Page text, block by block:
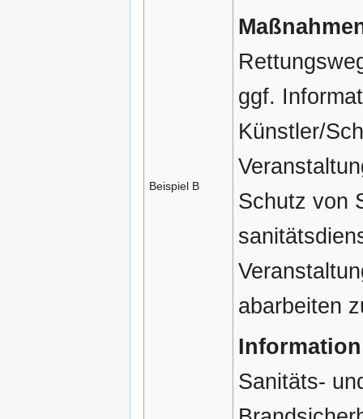
Beispiel B
ggf.
Künstler/
Schutz von
abarbeiten
Sanitäts-